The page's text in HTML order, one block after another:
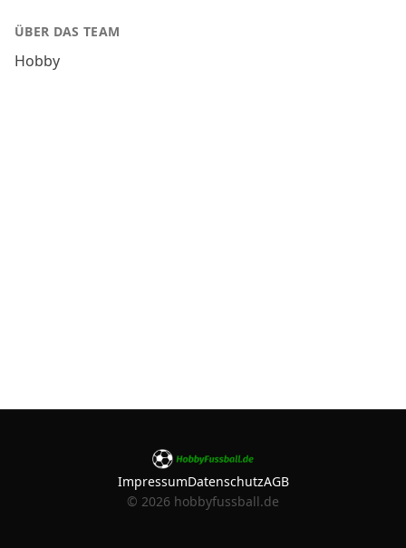
ÜBER DAS TEAM
Hobby
ImpressumDatenschutzAGB
© 2026 hobbyfussball.de